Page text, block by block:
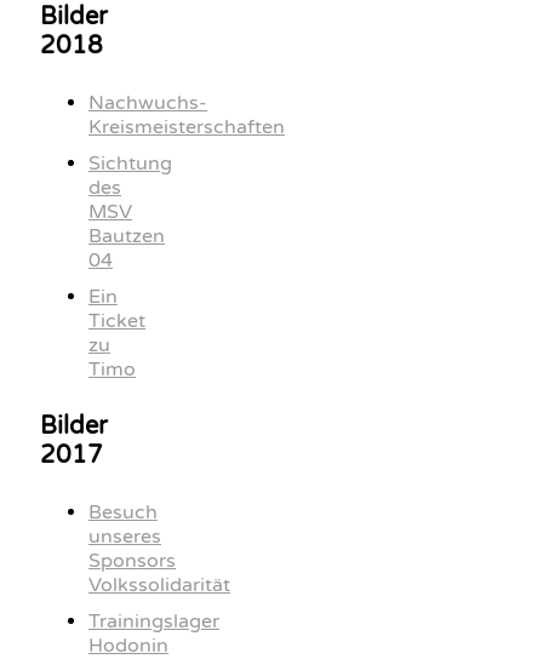
Bilder
2018
Nachwuchs-
Kreismeisterschaften
Sichtung
des
MSV
Bautzen
04
Ein
Ticket
zu
Timo
Bilder
2017
Besuch
unseres
Sponsors
Volkssolidarität
Trainingslager
Hodonin